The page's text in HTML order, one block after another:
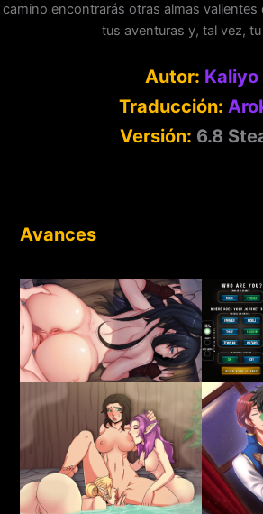
camino encontrarás otras almas
tus aventuras y, tal vez,
Autor: Kaliyo
Traducción:
Versión: 6.8
Avances